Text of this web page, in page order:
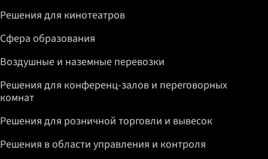
Решения для кинотеатров
Сфера образования
Воздушные и наземные перевозки
Решения для конференц-залов и переговорных
комнат
Решения для розничной торговли и вывесок
Решения в области управления и контроля